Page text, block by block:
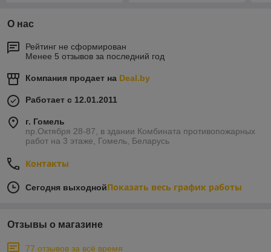
О нас
Рейтинг не сформирован
Менее 5 отзывов за последний год
Компания продает на Deal.by
Работает с 12.01.2011
г. Гомель
пр.Октября 28-87, в здании Комбината противопожарных
работ на 3 этаже, Гомель, Беларусь
Контакты
Сегодня выходнойПоказать весь график работы
Отзывы о магазине
77 отзывов за всё время